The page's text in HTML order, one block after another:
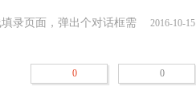
录页面，弹出个对话框需
2016-10-15
0 0